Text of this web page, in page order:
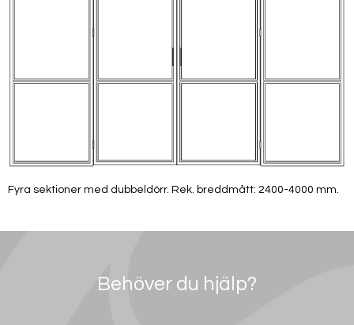
Fyra sektioner med dubbeldörr. Rek. breddmått: 2400-4000 mm.
Behöver du hjälp?